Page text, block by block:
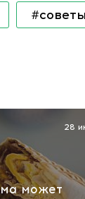
#советы
может
28